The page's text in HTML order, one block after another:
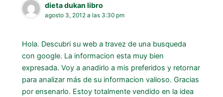
dieta dukan libro
agosto 3, 2012 a las 3:30 pm
Hola. Descubri su web a travez de una busqueda
con google. La informacion esta muy bien
expresada. Voy a anadirlo a mis preferidos y retornar
para analizar más de su informacion valioso. Gracias
por ensenarlo. Estoy totalmente vendido en la idea